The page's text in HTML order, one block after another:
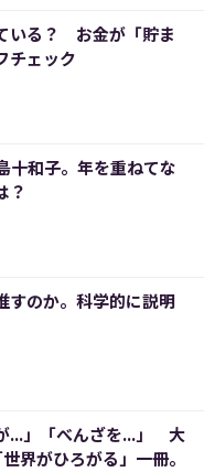
いる？ お金が「貯ま
チェック
十和子。年を重ねてな
？
すのか。科学的に説明
...」「べんざを...」 大
界がひろがる」一冊。